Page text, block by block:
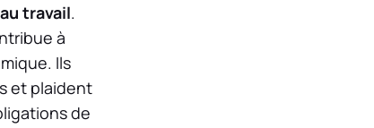
travail.
à
Ils
et plaident
de